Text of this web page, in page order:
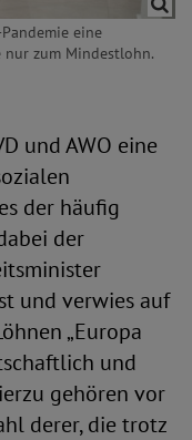
eine
zum Mindestlohn.
und AWO eine
der häufig
der
und verwies auf
„Europa
und
gehören vor
derer, die trotz